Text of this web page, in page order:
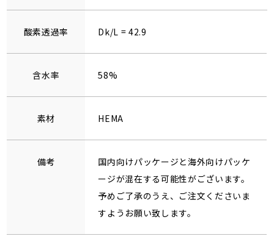
酸素透過率 Dk/L = 42.9
含水率 58%
素材 HEMA
備考
国内向けパッケージと海外向けパッケ
ージが混在する可能性がございます。
予めご了承のうえ、ご注文くださいま
すようお願い致します。